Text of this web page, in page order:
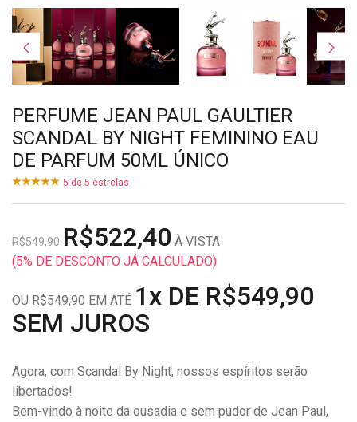
PERFUME JEAN PAUL GAULTIER
SCANDAL BY NIGHT FEMININO EAU
DE PARFUM 50ML ÚNICO
5 de 5 estrelas
R$549,90 R$522,40 À VISTA
(5% DE DESCONTO JÁ CALCULADO)
OU R$549,90 EM ATÉ 1x DE R$549,90
SEM JUROS
Agora, com Scandal By Night, nossos espíritos serão
libertados!
Bem-vindo à noite da ousadia e sem pudor de Jean Paul,